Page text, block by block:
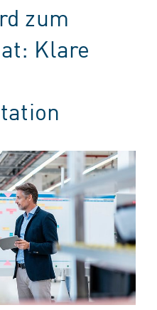
zum
Klare